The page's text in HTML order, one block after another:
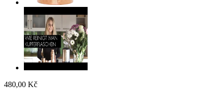
480,00 Kč